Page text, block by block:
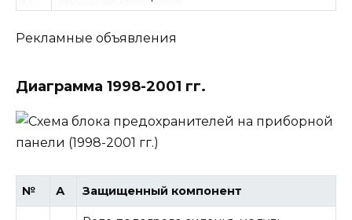
Рекламные объявления
Диаграмма 1998-2001 гг.
№ А Защищенный компонент